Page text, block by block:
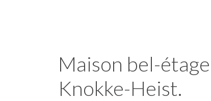
Maison bel-
Knokke-Heist.